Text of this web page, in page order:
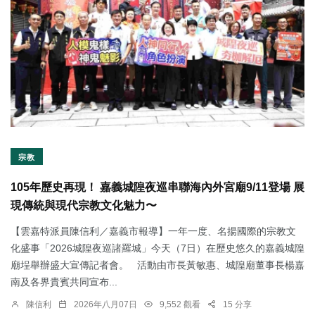
宗教
105年歷史再現！ 嘉義城隍夜巡串聯海內外宮廟9/11登場 展
現傳統與現代宗教文化魅力〜
【雲嘉特派員陳信利／嘉義市報導】一年一度、名揚國際的宗教文
化盛事「2026城隍夜巡諸羅城」今天（7日）在歷史悠久的嘉義城隍
廟埕舉辦盛大宣傳記者會。 活動由市長黃敏惠、城隍廟董事長楊嘉
南及各界貴賓共同宣布...
陳信利 2026年八月07日 9,552 觀看 15 分享